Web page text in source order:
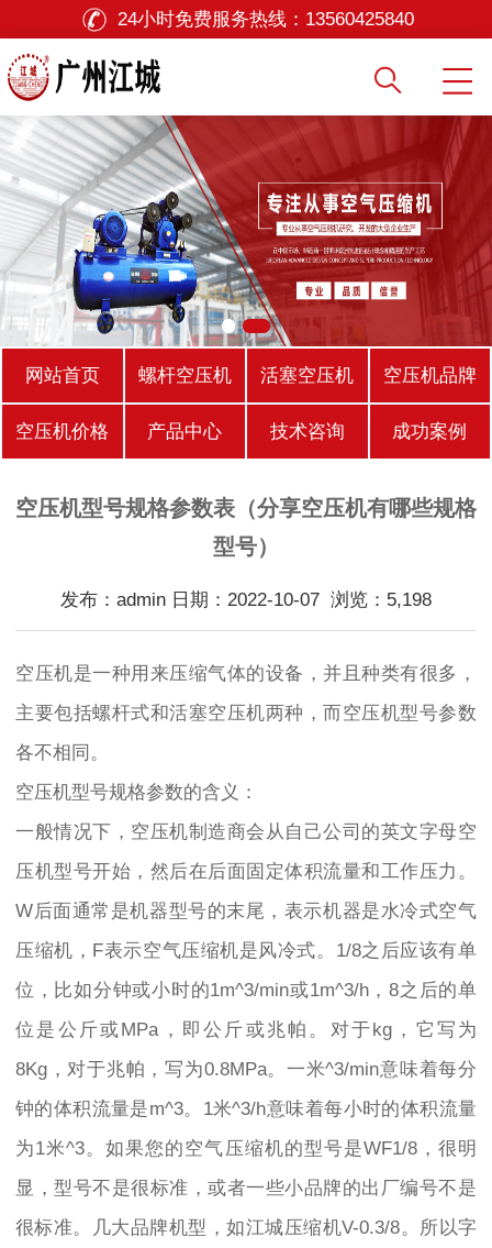
24小时免费服务热线： 13560425840
网站首页 螺杆空压机 活塞空压机 空压机品牌
空压机价格 产品中心 技术咨询 成功案例
空压机型号规格参数表（分享空压机有哪些规格
型号）
发布：admin 日期：2022-10-07 浏览：5,198
空压机是一种用来压缩气体的设备，并且种类有很多，
主要包括螺杆式和活塞空压机两种，而空压机型号参数
各不相同。
空压机型号规格参数的含义：
一般情况下，空压机制造商会从自己公司的英文字母空
压机型号开始，然后在后面固定体积流量和工作压力。
W后面通常是机器型号的末尾，表示机器是水冷式空气
压缩机，F表示空气压缩机是风冷式。1/8之后应该有单
位，比如分钟或小时的1m^3/min或1m^3/h，8之后的单
位是公斤或MPa，即公斤或兆帕。对于kg，它写为
8Kg，对于兆帕，写为0.8MPa。一米^3/min意味着每分
钟的体积流量是m^3。1米^3/h意味着每小时的体积流量
为1米^3。如果您的空气压缩机的型号是WF1/8，很明
显，型号不是很标准，或者一些小品牌的出厂编号不是
很标准。几大品牌机型，如江城压缩机V-0.3/8。所以字